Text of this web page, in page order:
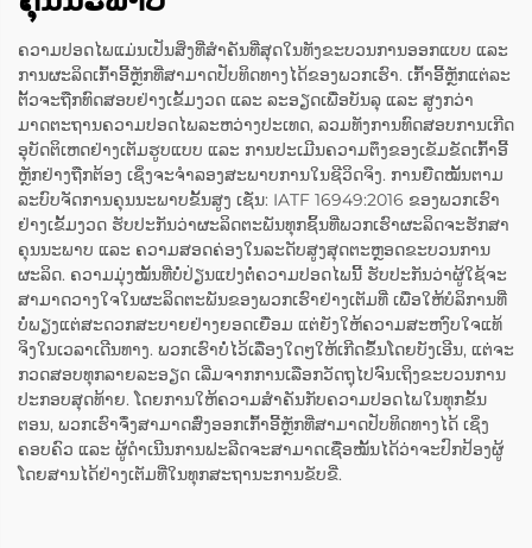
ຄວາມປອດໄພແມ່ນເປັນສິ່ງທີ່ສຳຄັນທີ່ສຸດໃນທັງຂະບວນການອອກແບບ ແລະ
ການຜະລິດເກົ້າອີ້ຫຼັກທີ່ສາມາດປັບທິດທາງໄດ້ຂອງພວກເຮົາ. ເກົ້າອີ້ຫຼັກແຕ່ລະ
ຕັ້ວຈະຖືກທົດສອບຢ່າງເຂັ້ມງວດ ແລະ ລະອຽດເພື່ອບັນລຸ ແລະ ສູງກວ່າ
ມາດຕະຖານຄວາມປອດໄພລະຫວ່າງປະເທດ, ລວມທັງການທົດສອບການເກີດ
ອຸບັດຕິເຫດຢ່າງເຕັມຮູບແບບ ແລະ ການປະເມີນຄວາມຕຶງຂອງເຂັມຂັດເກົ້າອີ້
ຫຼັກຢ່າງຖືກຕ້ອງ ເຊິ່ງຈະຈຳລອງສະພາບການໃນຊີວິດຈິງ. ການຍືດໝັ້ນຕາມ
ລະບົບຈັດການຄຸນນະພາບຂັ້ນສູງ ເຊັ່ນ: IATF 16949:2016 ຂອງພວກເຮົາ
ຢ່າງເຂັ້ມງວດ ຮັບປະກັນວ່າຜະລິດຕະພັນທຸກຊິ້ນທີ່ພວກເຮົາຜະລິດຈະຮັກສາ
ຄຸນນະພາບ ແລະ ຄວາມສອດຄ່ອງໃນລະດັບສູງສຸດຕະຫຼອດຂະບວນການ
ຜະລິດ. ຄວາມມຸ່ງໝັ້ນທີ່ບໍ່ປ່ຽນແປງຕໍ່ຄວາມປອດໄພນີ້ ຮັບປະກັນວ່າຜູ້ໃຊ້ຈະ
ສາມາດວາງໃຈໃນຜະລິດຕະພັນຂອງພວກເຮົາຢ່າງເຕັມທີ່ ເພື່ອໃຫ້ບໍລິການທີ່
ບໍ່ພຽງແຕ່ສະດວກສະບາຍຢ່າງຍອດເຍື່ອມ ແຕ່ຍັງໃຫ້ຄວາມສະຫງົບໃຈແທ້
ຈິງໃນເວລາເດີນທາງ. ພວກເຮົາບໍ່ໄວ້ເລື່ອງໃດໆໃຫ້ເກີດຂຶ້ນໂດຍບັງເອີນ, ແຕ່ຈະ
ກວດສອບທຸກລາຍລະອຽດ ເລີ່ມຈາກການເລືອກວັດຖຸໄປຈົນເຖິງຂະບວນການ
ປະກອບສຸດທ້າຍ. ໂດຍການໃຫ້ຄວາມສຳຄັນກັບຄວາມປອດໄພໃນທຸກຂັ້ນ
ຕອນ, ພວກເຮົາຈຶ່ງສາມາດສົ່ງອອກເກົ້າອີ້ຫຼັກທີ່ສາມາດປັບທິດທາງໄດ້ ເຊິ່ງ
ຄອບຄົວ ແລະ ຜູ້ດຳເນີນການຟະລີດຈະສາມາດເຊື່ອໝັ້ນໄດ້ວ່າຈະປົກປ້ອງຜູ້
ໂດຍສານໄດ້ຢ່າງເຕັມທີ່ໃນທຸກສະຖານະການຂັບຂີ່.